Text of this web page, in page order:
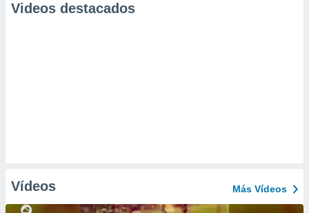
Videos destacados
Vídeos Más Vídeos